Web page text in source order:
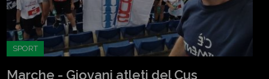
SPORT
Marche - Giovani atleti del Cus